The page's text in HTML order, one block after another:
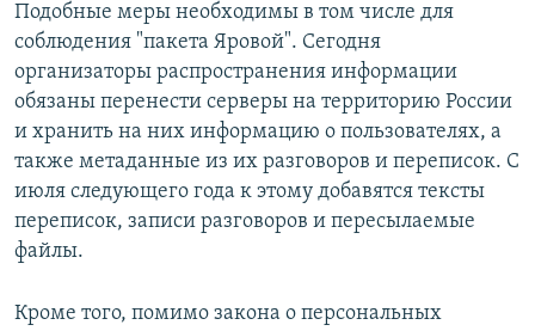
Подобные меры необходимы в том числе для
соблюдения "пакета Яровой". Сегодня
организаторы распространения информации
обязаны перенести серверы на территорию России
и хранить на них информацию о пользователях, а
также метаданные из их разговоров и переписок. С
июля следующего года к этому добавятся тексты
переписок, записи разговоров и пересылаемые
файлы.
Кроме того, помимо закона о персональных